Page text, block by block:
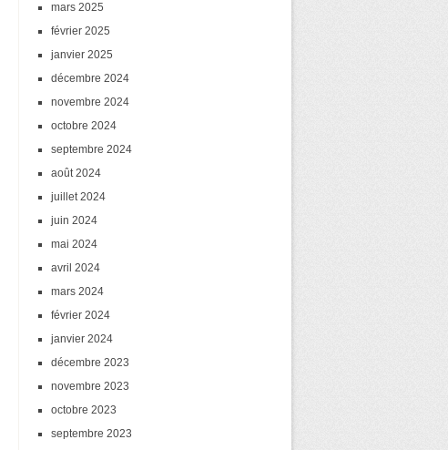
mars 2025
février 2025
janvier 2025
décembre 2024
novembre 2024
octobre 2024
septembre 2024
août 2024
juillet 2024
juin 2024
mai 2024
avril 2024
mars 2024
février 2024
janvier 2024
décembre 2023
novembre 2023
octobre 2023
septembre 2023